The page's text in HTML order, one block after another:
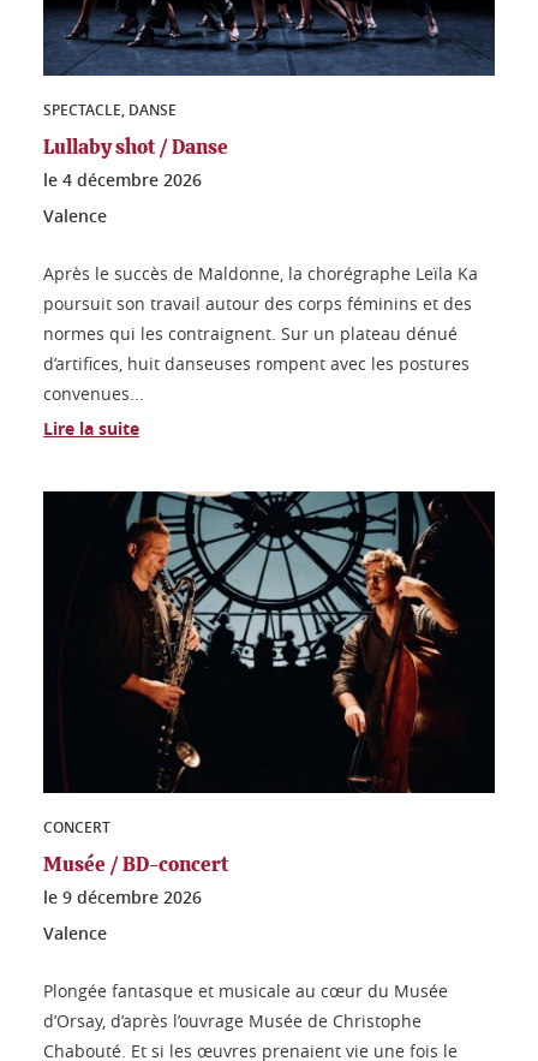
SPECTACLE, DANSE
Lullaby shot / Danse
le 4 décembre 2026
Valence
Après le succès de Maldonne, la chorégraphe Leïla Ka
poursuit son travail autour des corps féminins et des
normes qui les contraignent. Sur un plateau dénué
d’artifices, huit danseuses rompent avec les postures
convenues...
Lire la suite
CONCERT
Musée / BD-concert
le 9 décembre 2026
Valence
Plongée fantasque et musicale au cœur du Musée
d’Orsay, d’après l’ouvrage Musée de Christophe
Chabouté. Et si les œuvres prenaient vie une fois le